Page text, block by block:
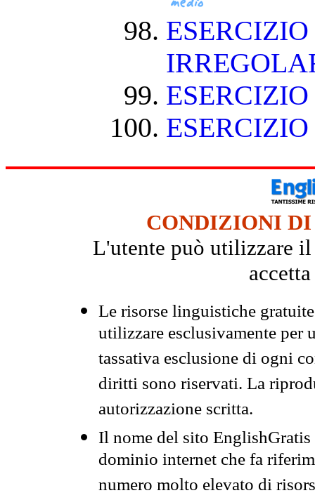
CONDIZIONI DI
L'utente può utilizzare il
Le risorse linguistiche
utilizzare esclusivamente per
tassativa esclusione di ogni
diritti sono riservati. La
autorizzazione scritta.
Il nome del sito
dominio internet che fa
numero molto elevato di